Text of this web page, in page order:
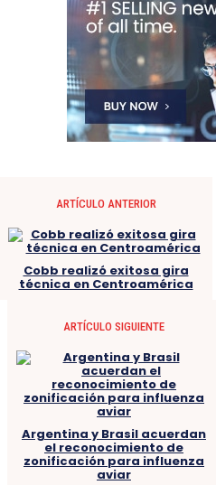
ARTÍCULO ANTERIOR
Cobb realizó exitosa gira
técnica en Centroamérica
ARTÍCULO SIGUIENTE
Argentina y Brasil acuerdan
el reconocimiento de
zonificación para influenza
aviar